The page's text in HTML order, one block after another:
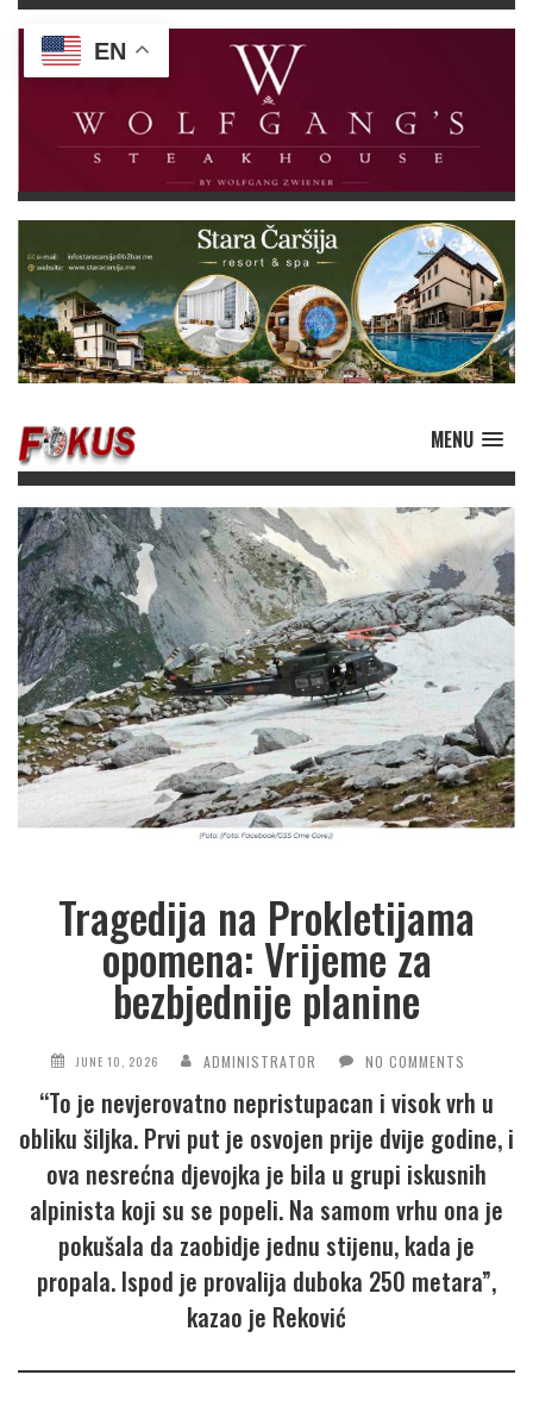
MENU
Tragedija na Prokletijama
opomena: Vrijeme za
bezbjednije planine
JUNE 10, 2026 ADMINISTRATOR NO COMMENTS
“To je nevjerovatno nepristupacan i visok vrh u
obliku šiljka. Prvi put je osvojen prije dvije godine, i
ova nesrećna djevojka je bila u grupi iskusnih
alpinista koji su se popeli. Na samom vrhu ona je
pokušala da zaobidje jednu stijenu, kada je
propala. Ispod je provalija duboka 250 metara”,
kazao je Reković
EN